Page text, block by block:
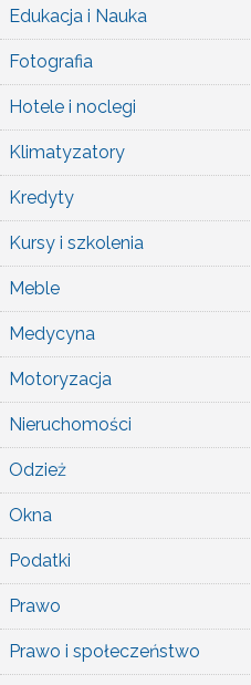
Edukacja i Nauka
Fotografia
Hotele i noclegi
Klimatyzatory
Kredyty
Kursy i szkolenia
Meble
Medycyna
Motoryzacja
Nieruchomości
Odzież
Okna
Podatki
Prawo
Prawo i społeczeństwo